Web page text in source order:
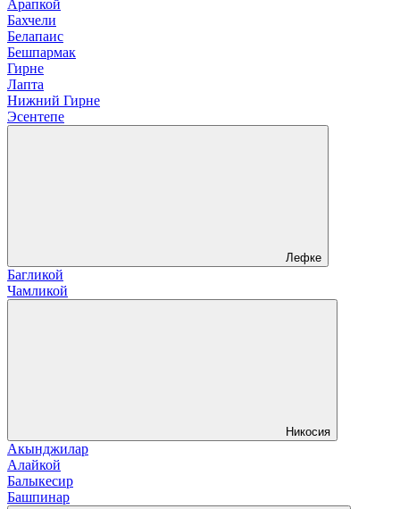
Арапкой
Бахчели
Белапаис
Бешпармак
Гирне
Лапта
Нижний Гирне
Эсентепе
Лефке
Багликой
Чамликой
Никосия
Акынджилар
Алайкой
Балыкесир
Башпинар